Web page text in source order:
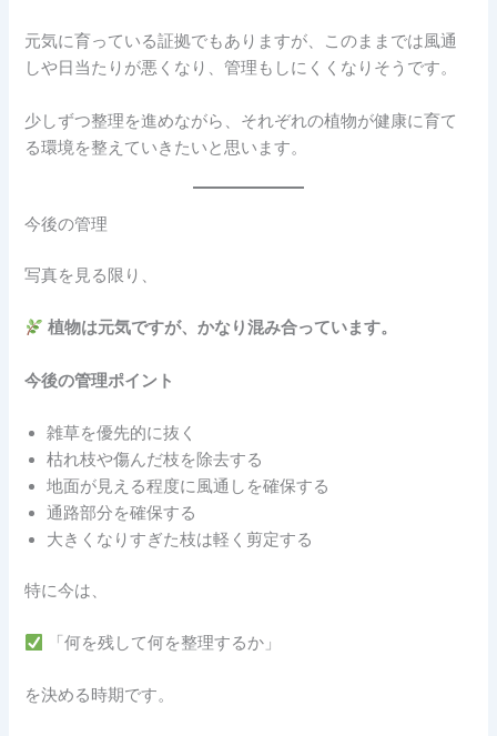
元気に育っている証拠でもありますが、このままでは風通
しや日当たりが悪くなり、管理もしにくくなりそうです。
少しずつ整理を進めながら、それぞれの植物が健康に育て
る環境を整えていきたいと思います。
今後の管理
写真を見る限り、
植物は元気ですが、かなり混み合っています。
今後の管理ポイント
雑草を優先的に抜く
枯れ枝や傷んだ枝を除去する
地面が見える程度に風通しを確保する
通路部分を確保する
大きくなりすぎた枝は軽く剪定する
特に今は、
「何を残して何を整理するか」
を決める時期です。